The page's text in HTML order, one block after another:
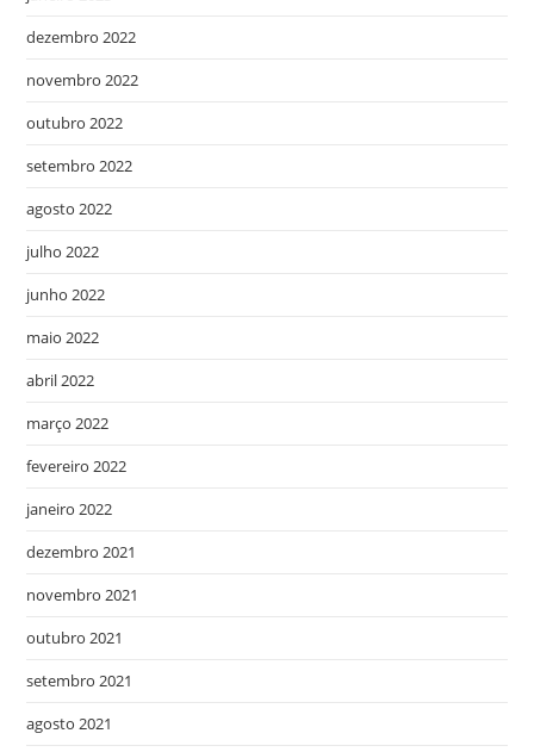
dezembro 2022
novembro 2022
outubro 2022
setembro 2022
agosto 2022
julho 2022
junho 2022
maio 2022
abril 2022
março 2022
fevereiro 2022
janeiro 2022
dezembro 2021
novembro 2021
outubro 2021
setembro 2021
agosto 2021